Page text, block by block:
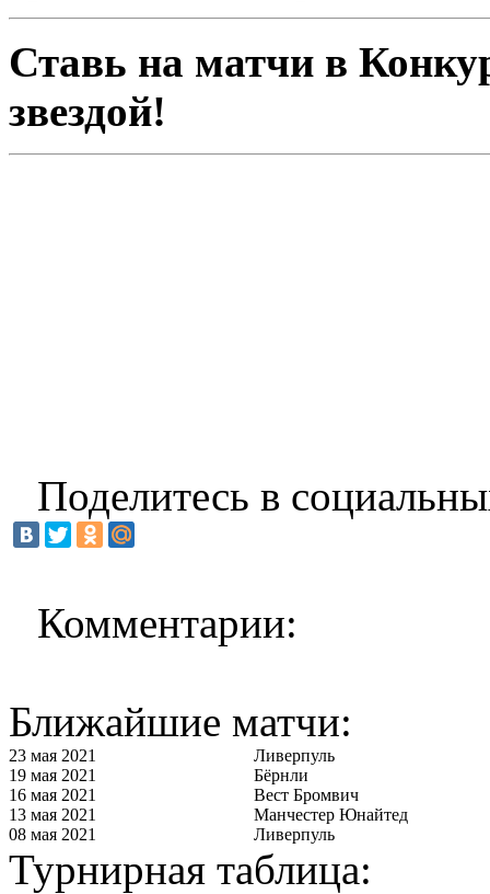
Ставь на матчи в
звездой!
Поделитесь в
Комментарии:
Ближайшие матчи:
23 мая 2021
Ливерпуль
19 мая 2021
Бёрнли
16 мая 2021
Вест Бромвич
13 мая 2021
Манчестер Юнайтед
08 мая 2021
Ливерпуль
Турнирная таблица: